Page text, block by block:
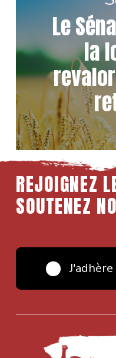
Le
la
REJOIGNEZ
SOUTENEZ